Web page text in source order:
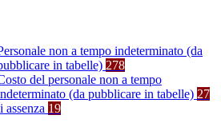
non a tempo indeterminato (da
in tabelle) 278
del personale non a tempo
(da pubblicare in tabelle) 27
assenza 19